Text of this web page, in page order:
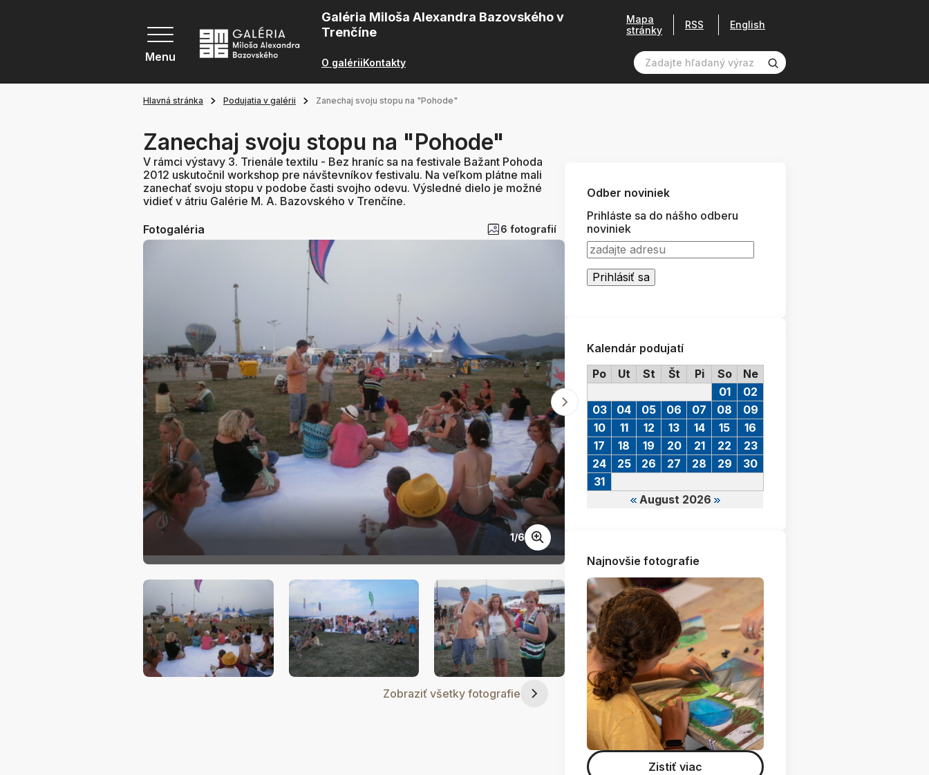
Menu
Galéria Miloša Alexandra Bazovského v
Trenčíne
O galériiKontakty
Mapa
stránky
RSS English
Hlavná stránka Podujatia v galérii Zanechaj svoju stopu na "Pohode"
Zanechaj svoju stopu na "Pohode"
V rámci výstavy 3. Trienále textilu - Bez hraníc sa na festivale Bažant Pohoda
2012 uskutočnil workshop pre návštevníkov festivalu. Na veľkom plátne mali
zanechať svoju stopu v podobe časti svojho odevu. Výsledné dielo je možné
vidieť v átriu Galérie M. A. Bazovského v Trenčíne.
Fotogaléria 6 fotografií
1/6
Zobraziť všetky fotografie
Odber noviniek
Prihláste sa do nášho odberu
noviniek
Kalendár podujatí
Po
Ut St Št Pi So Ne
August 2026
01
02
03
04 05 06 07 08
09
10
11 12 13 14 15
16
17
18 19 20 21 22
23
24
25 26 27 28 29
30
31
Najnovšie fotografie
Zistiť viac